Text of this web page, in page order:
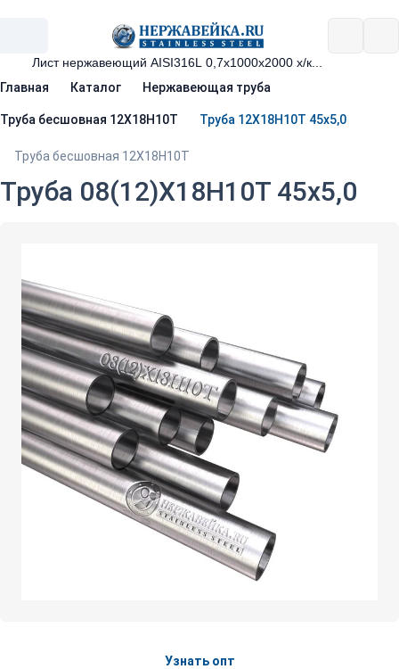
Главная Каталог Нержавеющая труба
Труба бесшовная 12Х18Н10Т Труба 12Х18Н10Т 45х5,0
Труба бесшовная 12Х18Н10Т
Труба 08(12)Х18Н10Т 45х5,0
Узнать опт